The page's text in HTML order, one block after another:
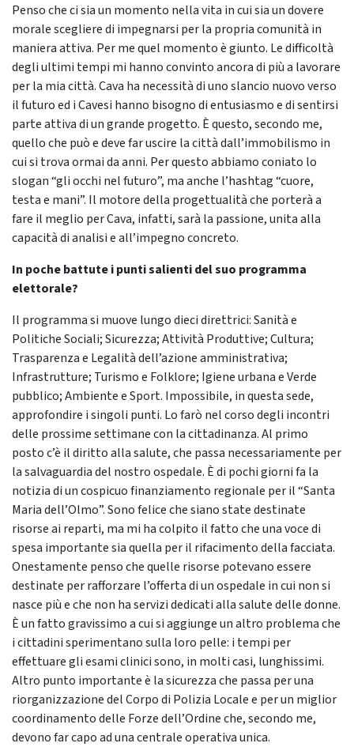
Penso che ci sia un momento nella vita in cui sia un dovere
morale scegliere di impegnarsi per la propria comunità in
maniera attiva. Per me quel momento è giunto. Le difficoltà
degli ultimi tempi mi hanno convinto ancora di più a lavorare
per la mia città. Cava ha necessità di uno slancio nuovo verso
il futuro ed i Cavesi hanno bisogno di entusiasmo e di sentirsi
parte attiva di un grande progetto. È questo, secondo me,
quello che può e deve far uscire la città dall’immobilismo in
cui si trova ormai da anni. Per questo abbiamo coniato lo
slogan “gli occhi nel futuro”, ma anche l’hashtag “cuore,
testa e mani”. Il motore della progettualità che porterà a
fare il meglio per Cava, infatti, sarà la passione, unita alla
capacità di analisi e all’impegno concreto.
In poche battute i punti salienti del suo programma
elettorale?
Il programma si muove lungo dieci direttrici: Sanità e
Politiche Sociali; Sicurezza; Attività Produttive; Cultura;
Trasparenza e Legalità dell’azione amministrativa;
Infrastrutture; Turismo e Folklore; Igiene urbana e Verde
pubblico; Ambiente e Sport. Impossibile, in questa sede,
approfondire i singoli punti. Lo farò nel corso degli incontri
delle prossime settimane con la cittadinanza. Al primo
posto c’è il diritto alla salute, che passa necessariamente per
la salvaguardia del nostro ospedale. È di pochi giorni fa la
notizia di un cospicuo finanziamento regionale per il “Santa
Maria dell’Olmo”. Sono felice che siano state destinate
risorse ai reparti, ma mi ha colpito il fatto che una voce di
spesa importante sia quella per il rifacimento della facciata.
Onestamente penso che quelle risorse potevano essere
destinate per rafforzare l’offerta di un ospedale in cui non si
nasce più e che non ha servizi dedicati alla salute delle donne.
È un fatto gravissimo a cui si aggiunge un altro problema che
i cittadini sperimentano sulla loro pelle: i tempi per
effettuare gli esami clinici sono, in molti casi, lunghissimi.
Altro punto importante è la sicurezza che passa per una
riorganizzazione del Corpo di Polizia Locale e per un miglior
coordinamento delle Forze dell’Ordine che, secondo me,
devono far capo ad una centrale operativa unica.